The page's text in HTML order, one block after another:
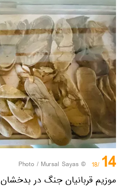
14
/18
© Photo / Mursal Sayas
موزیم قربانیان جنگ در بدخشان